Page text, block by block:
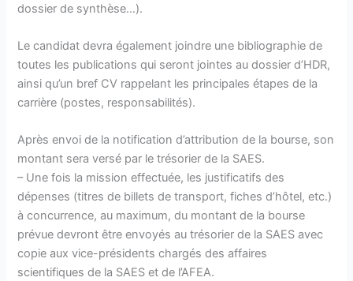
dossier de synthèse…).
Le candidat devra également joindre une bibliographie de
toutes les publications qui seront jointes au dossier d’HDR,
ainsi qu’un bref CV rappelant les principales étapes de la
carrière (postes, responsabilités).
Après envoi de la notification d’attribution de la bourse, son
montant sera versé par le trésorier de la SAES.
– Une fois la mission effectuée, les justificatifs des
dépenses (titres de billets de transport, fiches d’hôtel, etc.)
à concurrence, au maximum, du montant de la bourse
prévue devront être envoyés au trésorier de la SAES avec
copie aux vice-présidents chargés des affaires
scientifiques de la SAES et de l’AFEA.